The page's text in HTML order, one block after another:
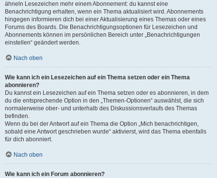
ähneln Lesezeichen mehr einem Abonnement: du kannst eine
Benachrichtigung erhalten, wenn ein Thema aktualisiert wird. Abonnements
hingegen informieren dich bei einer Aktualisierung eines Themas oder eines
Forums des Boards. Die Benachrichtigungsoptionen für Lesezeichen und
Abonnements können im persönlichen Bereich unter „Benachrichtigungen
einstellen“ geändert werden.
Nach oben
Wie kann ich ein Lesezeichen auf ein Thema setzen oder ein Thema
abonnieren?
Du kannst ein Lesezeichen auf ein Thema setzen oder es abonnieren, in dem
du die entsprechende Option in den „Themen-Optionen“ auswählst, die sich
normalerweise ober- und unterhalb des Diskussionsverlaufs des Themas
befinden.
Wenn du bei der Antwort auf ein Thema die Option „Mich benachrichtigen,
sobald eine Antwort geschrieben wurde“ aktivierst, wird das Thema ebenfalls
für dich abonniert.
Nach oben
Wie kann ich ein Forum abonnieren?